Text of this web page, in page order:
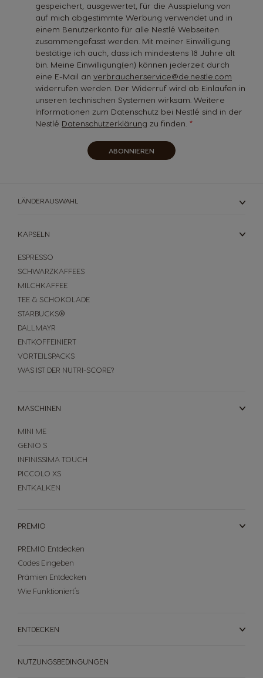
gespeichert, ausgewertet, für die Ausspielung von
auf mich abgestimmte Werbung verwendet und in
einem Benutzerkonto für alle Nestlé Webseiten
zusammengefasst werden. Mit meiner Einwilligung
bestätige ich auch, dass ich mindestens 18 Jahre alt
bin. Meine Einwilligung(en) können jederzeit durch
eine E-Mail an verbraucherservice@de.nestle.com
widerrufen werden. Der Widerruf wird ab Einlaufen in
unseren technischen Systemen wirksam. Weitere
Informationen zum Datenschutz bei Nestlé sind in der
Nestlé Datenschutzerklärung zu finden.
ABONNIEREN
LÄNDERAUSWAHL
KAPSELN
ESPRESSO
SCHWARZKAFFEES
MILCHKAFFEE
TEE & SCHOKOLADE
STARBUCKS®
DALLMAYR
ENTKOFFEINIERT
VORTEILSPACKS
WAS IST DER NUTRI-SCORE?
MASCHINEN
MINI ME
GENIO S
INFINISSIMA TOUCH
PICCOLO XS
ENTKALKEN
PREMIO
PREMIO Entdecken
Codes Eingeben
Prämien Entdecken
Wie Funktioniert´s
ENTDECKEN
NUTZUNGSBEDINGUNGEN